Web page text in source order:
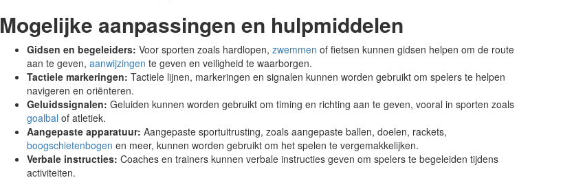
Mogelijke aanpassingen en hulpmiddelen
Gidsen en begeleiders: Voor sporten zoals hardlopen, zwemmen of fietsen kunnen gidsen helpen om de route
aan te geven, aanwijzingen te geven en veiligheid te waarborgen.
Tactiele markeringen: Tactiele lijnen, markeringen en signalen kunnen worden gebruikt om spelers te helpen
navigeren en oriënteren.
Geluidssignalen: Geluiden kunnen worden gebruikt om timing en richting aan te geven, vooral in sporten zoals
goalbal of atletiek.
Aangepaste apparatuur: Aangepaste sportuitrusting, zoals aangepaste ballen, doelen, rackets,
boogschietenbogen en meer, kunnen worden gebruikt om het spelen te vergemakkelijken.
Verbale instructies: Coaches en trainers kunnen verbale instructies geven om spelers te begeleiden tijdens
activiteiten.